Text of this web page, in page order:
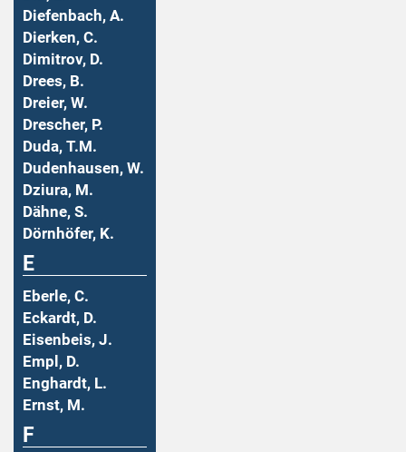
Diefenbach, A.
Dierken, C.
Dimitrov, D.
Drees, B.
Dreier, W.
Drescher, P.
Duda, T.M.
Dudenhausen, W.
Dziura, M.
Dähne, S.
Dörnhöfer, K.
E
Eberle, C.
Eckardt, D.
Eisenbeis, J.
Empl, D.
Enghardt, L.
Ernst, M.
F